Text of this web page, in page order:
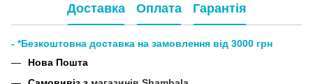
Доставка Оплата Гарантія
- *Безкоштовна доставка на замовлення від 3000 грн
Нова Пошта